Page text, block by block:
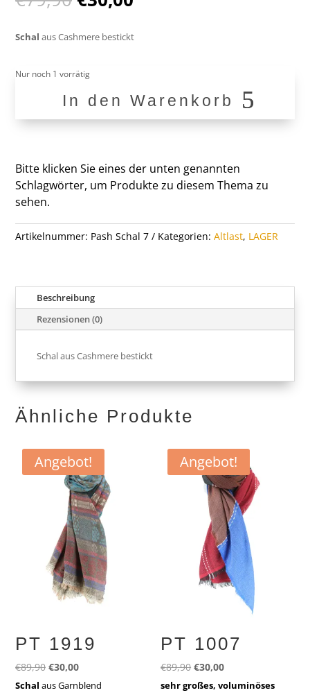
Preis
war:
€79,90
ist:
€30,00.
Schal aus Cashmere bestickt
Nur noch 1 vorrätig
In den Warenkorb
Bitte klicken Sie eines der unten genannten
Schlagwörter, um Produkte zu diesem Thema zu
sehen.
Artikelnummer: Pash Schal 7 Kategorien: Altlast, LAGER
Beschreibung
Rezensionen (0)
Schal aus Cashmere bestickt
Ähnliche Produkte
Angebot!
PT 1919
€89,90 Ursprünglicher
Preis
€30,00Aktueller
Preis
Schal aus Garnblend
Angebot!
PT 1007
€89,90 Ursprünglicher
Preis
€30,00Aktueller
Preis
sehr großes, voluminöses